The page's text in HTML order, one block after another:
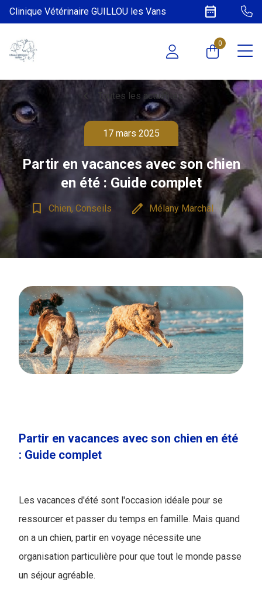
Clinique Vétérinaire GUILLOU les Vans date_range
0
chevron_left Toutes les actualités
17 mars 2025
Partir en vacances avec son chien
en été : Guide complet
bookmark_border
Chien, Conseils edit Mélany Marchal
Partir en vacances avec son chien en été
: Guide complet
Les vacances d'été sont l'occasion idéale pour se
ressourcer et passer du temps en famille. Mais quand
on a un chien, partir en voyage nécessite une
organisation particulière pour que tout le monde passe
un séjour agréable.